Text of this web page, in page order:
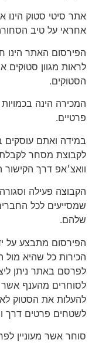
אתר סיטי סטוק הינו
אחראי על טיב
הפירסום האתר הינו
לראות מגוון
הסטוקים.
המכירה הינה
פרטיים.
במידה ואתם עוסקים
לקבוצת מסחר לקבלת
וואצ׳אפ דרך
הקבוצה פעילה
שמסייעים לכל
שלהם.
הפירסום מתבצע על
הכירות כל שהיא מול
לפרסם באתר ניתן
לסוחרים מהענף אשר
להעלות את הסטוק
לשטחים פרטים דרך
סוחר אשר מעוניין